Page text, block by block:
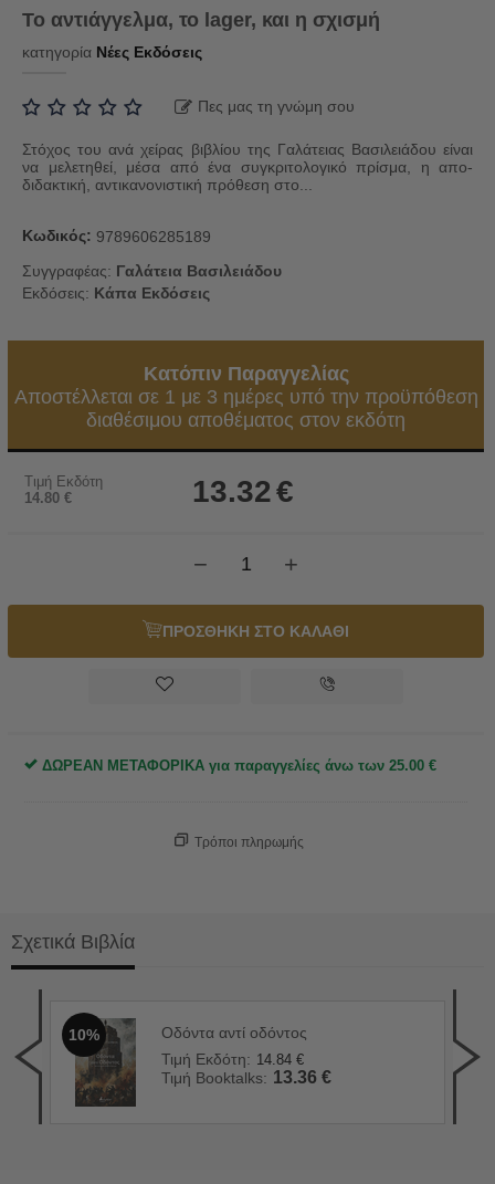
Το αντιάγγελμα, το lager, και η σχισμή
κατηγορία Νέες Εκδόσεις
Πες μας τη γνώμη σου
Στόχος του ανά χείρας βιβλίου της Γαλάτειας Βασιλειάδου είναι
να μελετηθεί, μέσα από ένα συγκριτολογικό πρίσμα, η απο-
διδακτική, αντικανονιστική πρόθεση στο...
Κωδικός: 9789606285189
Συγγραφέας: Γαλάτεια Βασιλειάδου
Εκδόσεις: Κάπα Εκδόσεις
Κατόπιν Παραγγελίας
Αποστέλλεται σε 1 με 3 ημέρες υπό την προϋπόθεση
διαθέσιμου αποθέματος στον εκδότη
Τιμή Εκδότη
14.80 € 13.32€
+
−
ΠΡΟΣΘΗΚΗ ΣΤΟ ΚΑΛΑΘΙ
ΔΩΡΕΑΝ ΜΕΤΑΦΟΡΙΚΑ για παραγγελίες άνω των 25.00 €
Τρόποι πληρωμής
Σχετικά Βιβλία
10%
Οδόντα αντί οδόντος
Τιμή Εκδότη: 14.84 €
Τιμή Booktalks: 13.36 €